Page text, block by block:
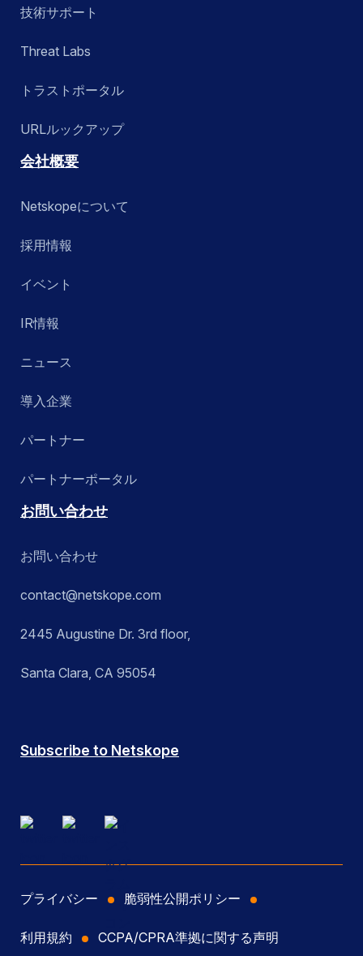
技術サポート
Threat Labs
トラストポータル
URLルックアップ
会社概要
Netskopeについて
採用情報
イベント
IR情報
ニュース
導入企業
パートナー
パートナーポータル
お問い合わせ
お問い合わせ
contact@netskope.com
2445 Augustine Dr. 3rd floor,
Santa Clara, CA 95054
Subscribe to Netskope
プライバシー 脆弱性公開ポリシー
利用規約 CCPA/CPRA準拠に関する声明